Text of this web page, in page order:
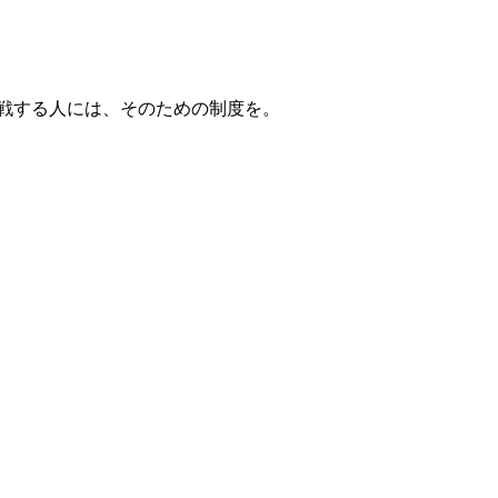
する人には、そのための制度を。